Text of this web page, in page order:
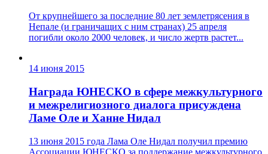
От крупнейшего за последние 80 лет землетрясения в
Непале (и граничащих с ним странах) 25 апреля
погибли около 2000 человек, и число жертв растет...
14 июня 2015
Награда ЮНЕСКО в сфере межкультурного
и межрелигиозного диалога присуждена
Ламе Оле и Ханне Нидал
13 июня 2015 года Лама Оле Нидал получил премию
Ассоциации ЮНЕСКО за поддержание межкультурного